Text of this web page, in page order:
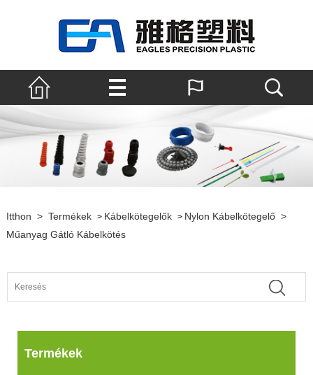
Itthon > Termékek > Kábelkötegelők > Nylon Kábelkötegelő >
Műanyag Gátló Kábelkötés
Termékek